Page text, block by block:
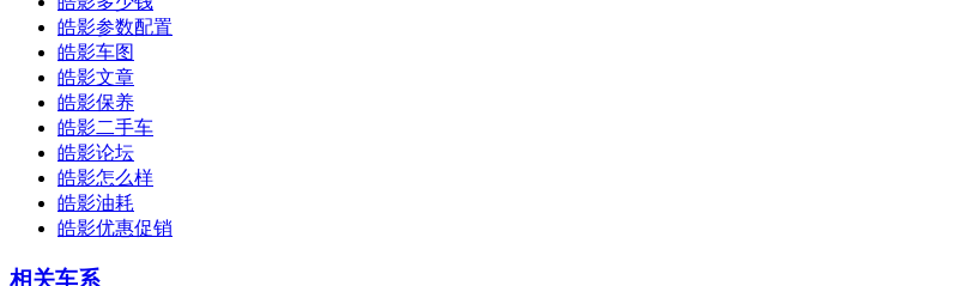
皓影参数配置
皓影车图
皓影文章
皓影保养
皓影二手车
皓影论坛
皓影怎么样
皓影油耗
皓影优惠促销
相关车系